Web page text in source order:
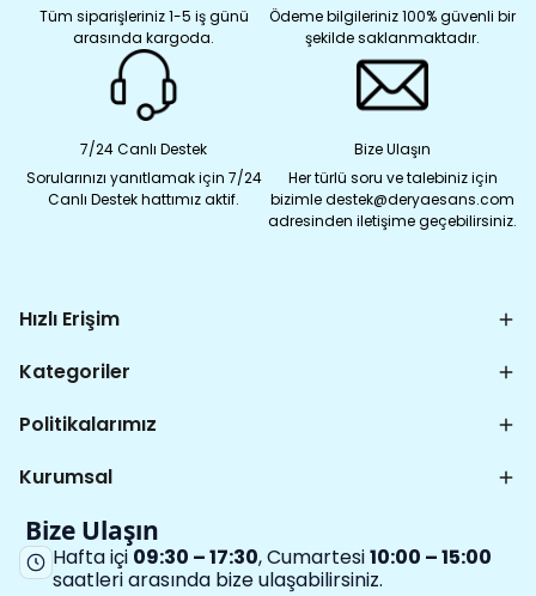
Tüm siparişleriniz 1-5 iş günü
arasında kargoda.
Ödeme bilgileriniz 100% güvenli bir
şekilde saklanmaktadır.
7/24 Canlı Destek
Sorularınızı yanıtlamak için 7/24
Canlı Destek hattımız aktif.
Bize Ulaşın
Her türlü soru ve talebiniz için
bizimle destek@deryaesans.com
adresinden iletişime geçebilirsiniz.
Hızlı Erişim
Kategoriler
Politikalarımız
Kurumsal
Bize Ulaşın
Hafta içi 09:30 – 17:30, Cumartesi10:00 – 15:00
saatleri arasında bize ulaşabilirsiniz.